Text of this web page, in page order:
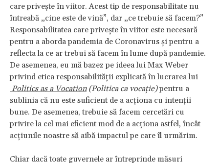
care privește în viitor. Acest tip de responsabilitate nu
întreabă „cine este de vină”, dar „ce trebuie să facem?”
Responsabilitatea care privește în viitor este necesară
pentru a aborda pandemia de Coronavirus și pentru a
reflecta la ce ar trebui să facem în lume după pandemie.
De asemenea, eu mă bazez pe ideea lui Max Weber
privind etica responsabilității explicată în lucrarea lui
Politics as a Vocation(Politica ca vocație)pentru a
sublinia că nu este suficient de a acționa cu intenții
bune. De asemenea, trebuie să facem cercetări cu
privire la cel mai eficient mod de a acționa astfel, încât
acțiunile noastre să aibă impactul pe care îl urmărim.
Chiar dacă toate guvernele ar întreprinde măsuri